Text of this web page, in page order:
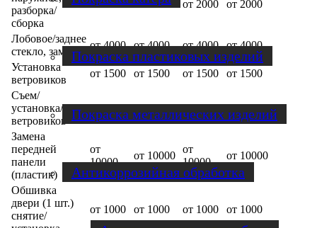
Покраска пластиковых изделий
Покраска металлических изделий
Антикоррозийная обработка
разборка/
сборка
от 1000 от 1000 от 2000 от 2000
Лобовое/заднее
стекло, замена
от 4000 от 4000 от 4000
от 4000
Установка
ветровиков
от 1500 от 1500 от 1500
от 1500
Съем/
установка/
ветровиков
от 3000 от 3000 от 3000 от 3000
Замена
передней
панели
(пластик)
от
10000
от 10000
от
10000
от 10000
Обшивка
двери (1 шт.)
снятие/
от 1000 от 1000 от 1000 от 1000